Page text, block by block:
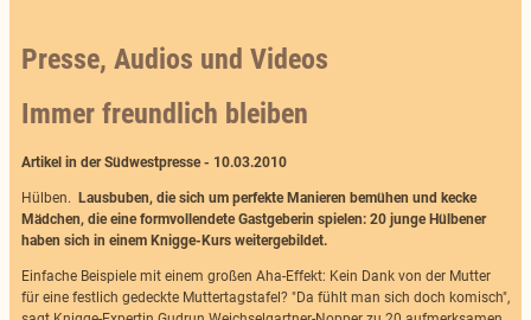
Presse, Audios und Videos
Immer freundlich bleiben
Artikel in der Südwestpresse - 10.03.2010
Hülben.
Lausbuben, die sich um perfekte Manieren bemühen und kecke
Mädchen, die eine formvollendete Gastgeberin spielen: 20 junge Hülbener
haben sich in einem Knigge-Kurs weitergebildet.
Einfache Beispiele mit einem großen Aha-Effekt: Kein Dank von der Mutter
für eine festlich gedeckte Muttertagstafel? "Da fühlt man sich doch komisch",